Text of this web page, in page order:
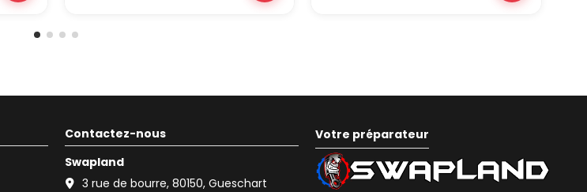
Contactez-nous
Swapland
3 rue de bourre, 80150, Gueschart
Votre préparateur